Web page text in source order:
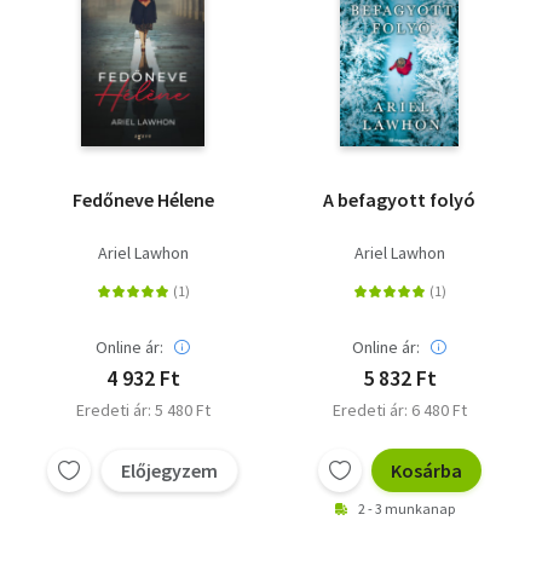
Természettudomány
Történelem
Fedőneve Hélene
Ariel Lawhon
Online ár:
4 932 Ft
Eredeti ár: 5 480 Ft
Előjegyzem
A befagyott folyó
Ariel Lawhon
Online ár:
5 832 Ft
Eredeti ár: 6 480 Ft
Kosárba
2 - 3 munkanap